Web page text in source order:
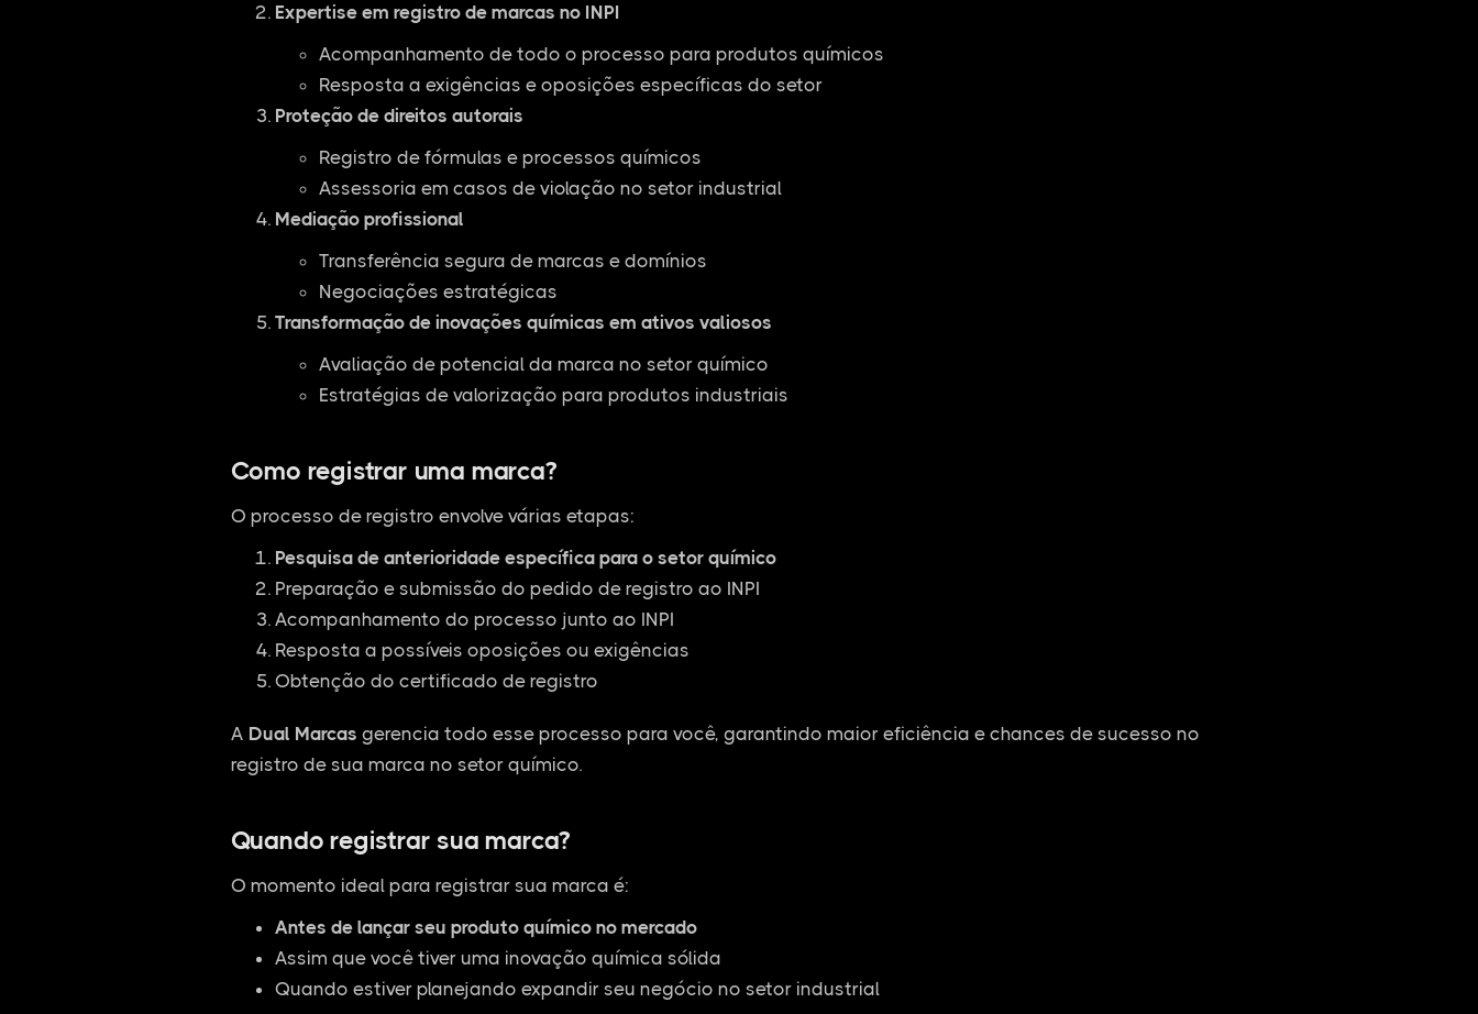
Expertise em registro de marcas no INPI
Acompanhamento de todo o processo para produtos químicos
Resposta a exigências e oposições específicas do setor
Proteção de direitos autorais
Registro de fórmulas e processos químicos
Assessoria em casos de violação no setor industrial
Mediação profissional
Transferência segura de marcas e domínios
Negociações estratégicas
Transformação de inovações químicas em ativos valiosos
Avaliação de potencial da marca no setor químico
Estratégias de valorização para produtos industriais
Como registrar uma marca?
O processo de registro envolve várias etapas:
Pesquisa de anterioridade específica para o setor químico
Preparação e submissão do pedido de registro ao INPI
Acompanhamento do processo junto ao INPI
Resposta a possíveis oposições ou exigências
Obtenção do certificado de registro
A Dual Marcas gerencia todo esse processo para você, garantindo maior eficiência e chances de sucesso no
registro de sua marca no setor químico.
Quando registrar sua marca?
O momento ideal para registrar sua marca é:
Antes de lançar seu produto químico no mercado
Assim que você tiver uma inovação química sólida
Quando estiver planejando expandir seu negócio no setor industrial